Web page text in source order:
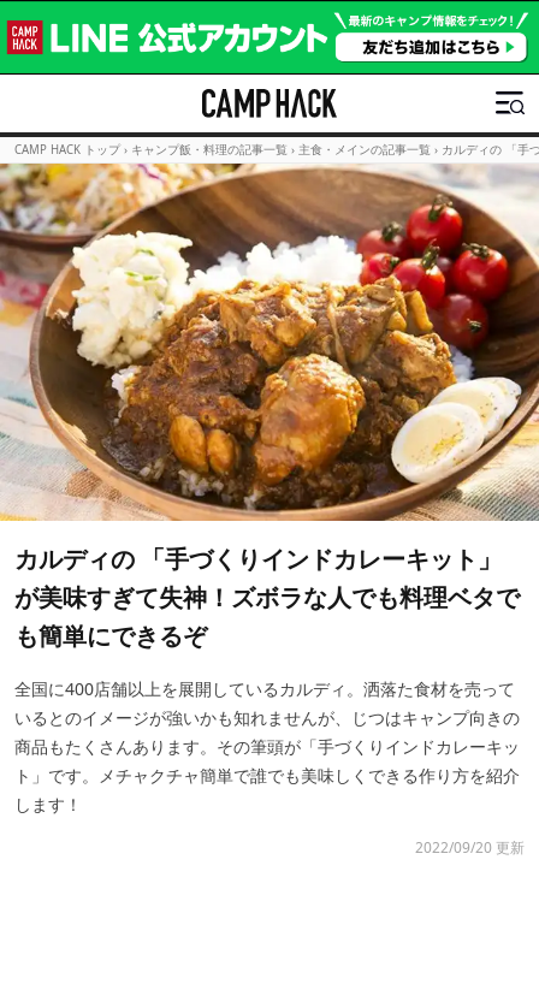
CAMP HACK トップ › キャンプ飯・料理の記事一覧 › 主食・メインの記事一覧 › カルディの 「手
カルディの 「手づくりインドカレーキット」
が美味すぎて失神！ズボラな人でも料理ベタで
も簡単にできるぞ
全国に400店舗以上を展開しているカルディ。洒落た食材を売って
いるとのイメージが強いかも知れませんが、じつはキャンプ向きの
商品もたくさんあります。その筆頭が「手づくりインドカレーキッ
ト」です。メチャクチャ簡単で誰でも美味しくできる作り方を紹介
します！
2022/09/20 更新